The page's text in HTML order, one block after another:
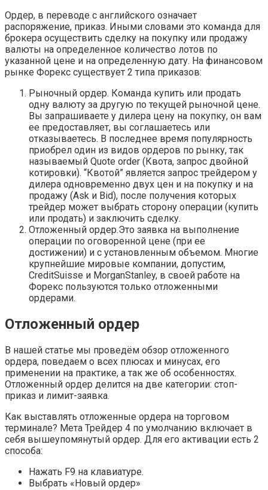
Ордер, в переводе с английского означает
распоряжение, приказ. Иными словами это команда для
брокера осуществить сделку на покупку или продажу
валюты на определенное количество лотов по
указанной цене и на определенную дату. На финансовом
рынке Форекс существует 2 типа приказов:
Рыночный ордер. Команда купить или продать
одну валюту за другую по текущей рыночной цене.
Вы запрашиваете у дилера цену на покупку, он вам
ее предоставляет, вы соглашаетесь или
отказываетесь. В последнее время популярность
приобрел один из видов ордеров по рынку, так
называемый Quote order (Квота, запрос двойной
котировки). “Квотой” является запрос трейдером у
дилера одновременно двух цен и на покупку и на
продажу (Ask и Bid), после получения которых
трейдер может выбрать сторону операции (купить
или продать) и заключить сделку.
Отложенный ордер.Это заявка на выполнение
операции по оговоренной цене (при ее
достижении) и с установленным объемом. Многие
крупнейшие мировые компании, допустим,
CreditSuisse и MorganStanley, в своей работе на
Форекс пользуются только отложенными
ордерами.
Отложенный ордер
В нашей статье мы проведём обзор отложенного
ордера, поведаем о всех плюсах и минусах, его
применении на практике, а так же об особенностях.
Отложенный ордер делится на две категории: стоп-
приказ и лимит-заявка.
Как выставлять отложенные ордера на торговом
терминале? Мета Трейдер 4 по умолчанию включает в
себя вышеупомянутый ордер. Для его активации есть 2
способа:
Нажать F9 на клавиатуре.
Выбрать «Новый ордер»